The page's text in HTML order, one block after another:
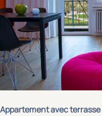
Appartement avec terrasse